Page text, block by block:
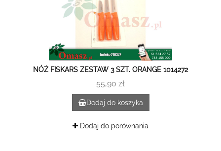
NÓŻ FISKARS ZESTAW 3 SZT. ORANGE 1014272
55,90 zł
Dodaj do koszyka
Dodaj do porównania